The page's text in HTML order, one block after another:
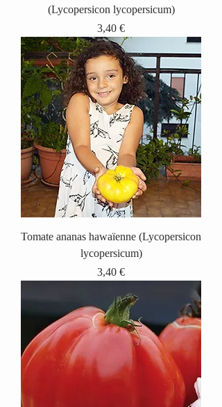
(Lycopersicon lycopersicum)
Prix
3,40 €
Tomate ananas hawaïenne (Lycopersicon
lycopersicum)
Prix
3,40 €